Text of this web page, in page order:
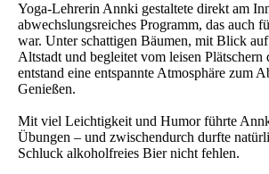
Yoga-Lehrerin Annki gestaltete direkt am
abwechslungsreiches Programm, das auch
war. Unter schattigen Bäumen, mit Blick
Altstadt und begleitet vom leisen Plätschern
entstand eine entspannte Atmosphäre zum
Genießen.
Mit viel Leichtigkeit und Humor führte
Übungen – und zwischendurch durfte
Schluck alkoholfreies Bier nicht fehlen.